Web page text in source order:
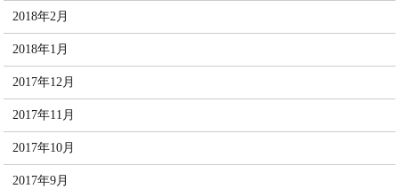
2018年2月
2018年1月
2017年12月
2017年11月
2017年10月
2017年9月